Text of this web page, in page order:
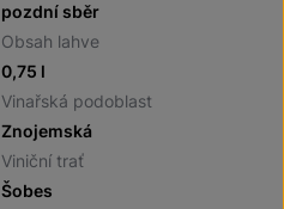
pozdní sběr
Obsah lahve
0,75 l
Vinařská podoblast
Znojemská
Viniční trať
Šobes